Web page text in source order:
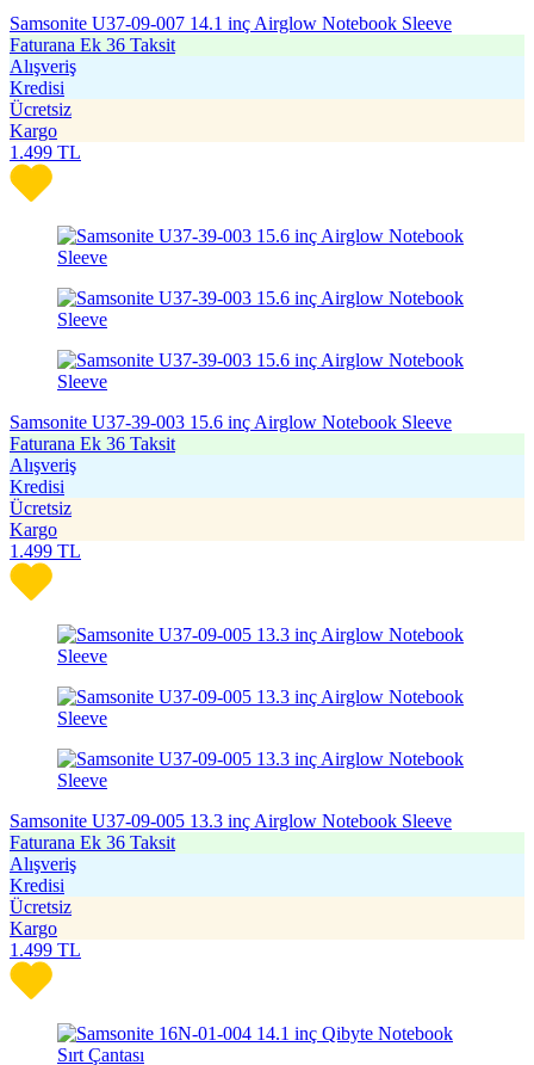
Samsonite U37-09-007 14.1 inç Airglow Notebook Sleeve
Faturana Ek 36 Taksit
Alışveriş
Kredisi
Ücretsiz
Kargo
1.499 TL
Samsonite U37-39-003 15.6 inç Airglow Notebook Sleeve
Faturana Ek 36 Taksit
Alışveriş
Kredisi
Ücretsiz
Kargo
1.499 TL
Samsonite U37-09-005 13.3 inç Airglow Notebook Sleeve
Faturana Ek 36 Taksit
Alışveriş
Kredisi
Ücretsiz
Kargo
1.499 TL